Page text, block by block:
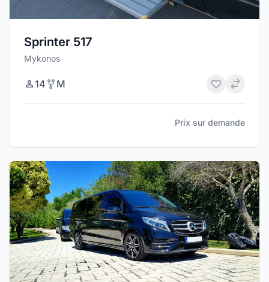
Sprinter 517
Mykonos
14 M
Prix sur demande